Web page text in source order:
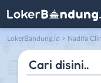
LokerBandung.id > Nadifa